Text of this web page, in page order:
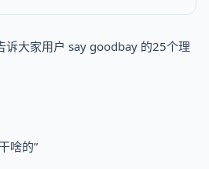
诉大家用户 say goodbay 的25个理
啥的”